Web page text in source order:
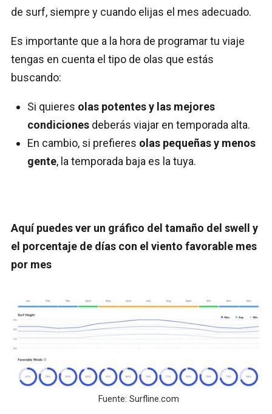
de surf, siempre y cuando elijas el mes adecuado.
Es importante que a la hora de programar tu viaje
tengas en cuenta el tipo de olas que estás
buscando:
Si quieres olas potentes y las mejores
condiciones deberás viajar en temporada alta.
En cambio, si prefieres olas pequeñas y menos
gente, la temporada baja es la tuya.
Aquí puedes ver un gráfico del tamaño del swell y
el porcentaje de días con el viento favorable mes
por mes
Fuente: Surfline.com